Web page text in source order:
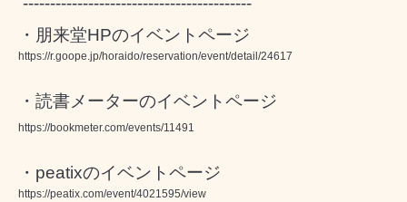
・朋来堂HPのイベントページ
https://r.goope.jp/horaido/reservation/event/detail/24617
・読書メーターのイベントページ
https://bookmeter.com/events/11491
・peatixのイベントページ
https://peatix.com/event/4021595/view